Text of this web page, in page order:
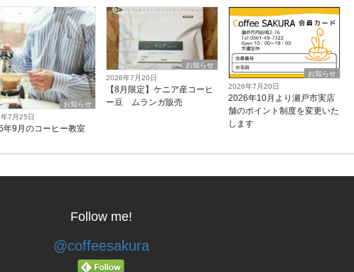
お知らせ
7月25日
年9月のコーヒー教室
お知らせ
2026年7月20日
【8月限定】ケニア産コーヒ
ー豆 ムランガ販売
お知らせ
2026年7月20日
2026年10月より瀬戸市実店
舗のポイント制度を変更いた
します
Follow me!
@coffeesakura